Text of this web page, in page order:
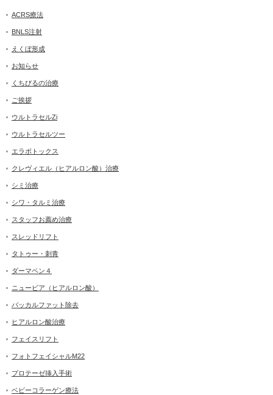
ACRS療法
BNLS注射
えくぼ形成
お知らせ
くちびるの治療
ご挨拶
ウルトラセルZi
ウルトラセルツー
エラボトックス
クレヴィエル（ヒアルロン酸）治療
シミ治療
シワ・タルミ治療
スタッフお薦め治療
スレッドリフト
タトゥー・刺青
ダーマペン４
ニュービア（ヒアルロン酸）
バッカルファット除去
ヒアルロン酸治療
フェイスリフト
フォトフェイシャルM22
プロテーゼ挿入手術
ベビーコラーゲン療法